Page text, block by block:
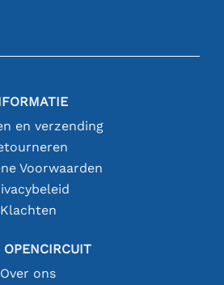
en verzending
Voorwaarden
Klachten
OPENCIRCUIT
Over ons